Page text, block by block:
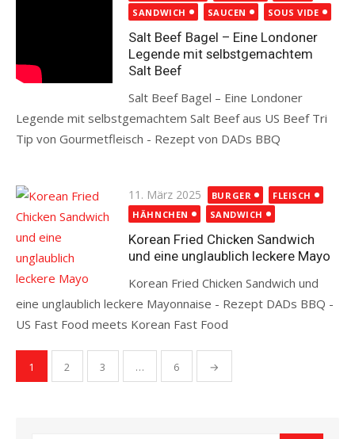
SANDWICH
SAUCEN SOUS VIDE
Salt Beef Bagel – Eine Londoner
Legende mit selbstgemachtem
Salt Beef
Salt Beef Bagel – Eine Londoner
Legende mit selbstgemachtem Salt Beef aus US Beef Tri
Tip von Gourmetfleisch - Rezept von DADs BBQ
Posted
on
11. März 2025 BURGER
FLEISCH
HÄHNCHEN
SANDWICH
Korean Fried Chicken Sandwich
und eine unglaublich leckere Mayo
Korean Fried Chicken Sandwich und
eine unglaublich leckere Mayonnaise - Rezept DADs BBQ -
US Fast Food meets Korean Fast Food
Seitennummerierung
der
1 2 3 … 6 →